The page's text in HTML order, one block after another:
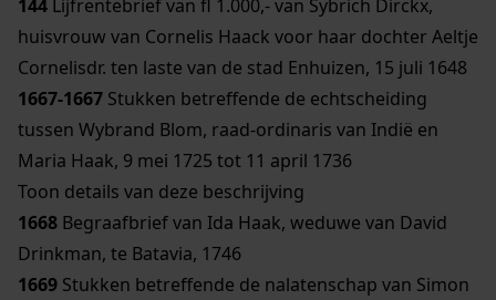
144 Lijfrentebrief van fl 1.000,- van Sybrich Dirckx,
huisvrouw van Cornelis Haack voor haar dochter Aeltje
Cornelisdr. ten laste van de stad Enhuizen, 15 juli 1648
1667-1667 Stukken betreffende de echtscheiding
tussen Wybrand Blom, raad-ordinaris van Indië en
Maria Haak, 9 mei 1725 tot 11 april 1736
Toon details van deze beschrijving
1668 Begraafbrief van Ida Haak, weduwe van David
Drinkman, te Batavia, 1746
1669 Stukken betreffende de nalatenschap van Simon